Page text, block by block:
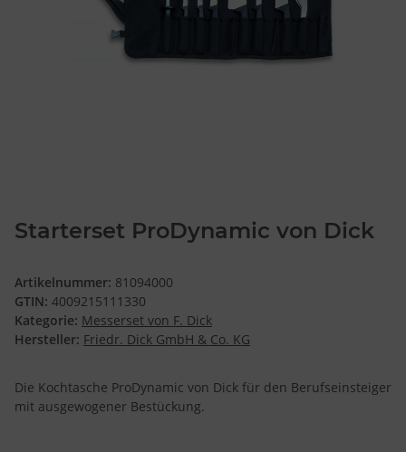
Starterset ProDynamic von Dick
Artikelnummer: 81094000
GTIN: 4009215111330
Kategorie: Messerset von F. Dick
Hersteller: Friedr. Dick GmbH & Co. KG
Die Kochtasche ProDynamic von Dick für den Berufseinsteiger
mit ausgewogener Bestückung.